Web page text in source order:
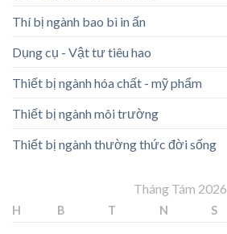
Thí bị ngành bao bì in ấn
Dụng cụ - Vật tư tiêu hao
Thiết bị ngành hóa chất - mỹ phẩm
Thiết bị ngành môi trường
Thiết bị ngành thường thức đời sống
Tháng Tám 2026
H B T N S